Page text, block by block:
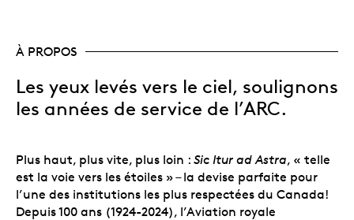
À PROPOS
Les yeux levés vers le ciel, soulignons
les années de service de l’ARC.
Plus haut, plus vite, plus loin : Sic Itur ad Astra, « telle
est la voie vers les étoiles » –la devise parfaite pour
l’une des institutions les plus respectées du Canada!
Depuis 100 ans (1924-2024), l’Aviation royale